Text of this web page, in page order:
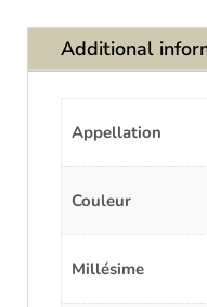
Additional
Appellation
Couleur
Millésime